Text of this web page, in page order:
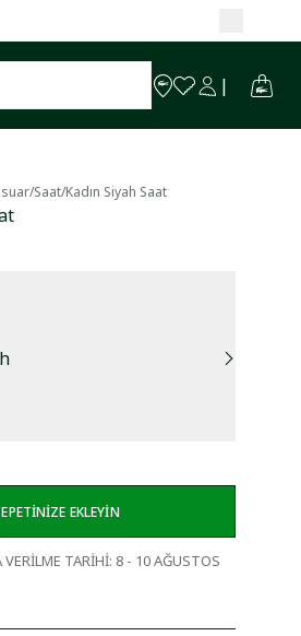
/Saat/Kadın Siyah Saat
EKLEYİN
TARİHİ: 8 - 10 AĞUSTOS